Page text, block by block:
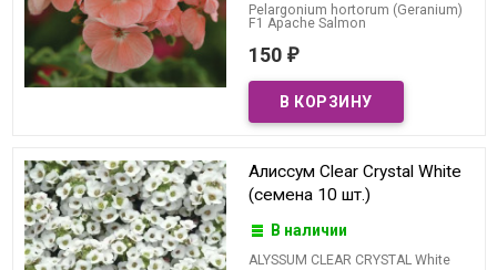
Pelargonium hortorum (Geranium)
F1 Apache Salmon
150 ₽
Алиссум Clear Crystal White
(семена 10 шт.)
В наличии
ALYSSUM CLEAR CRYSTAL White